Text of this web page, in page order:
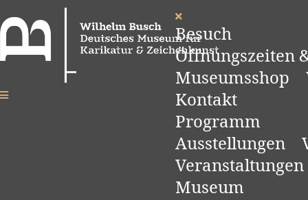
Besuch
Öffnungszeiten
Museumsshop
Kontakt
Programm
Ausstellungen
Veranstaltungen
Museum